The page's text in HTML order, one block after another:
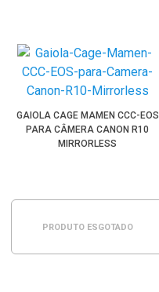
GAIOLA CAGE MAMEN CCC-EOS
PARA CÂMERA CANON R10
MIRRORLESS
PRODUTO ESGOTADO